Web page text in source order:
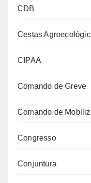
CDB
Cestas
CIPAA
Comando de Greve
Comando de
Congresso
Conjuntura